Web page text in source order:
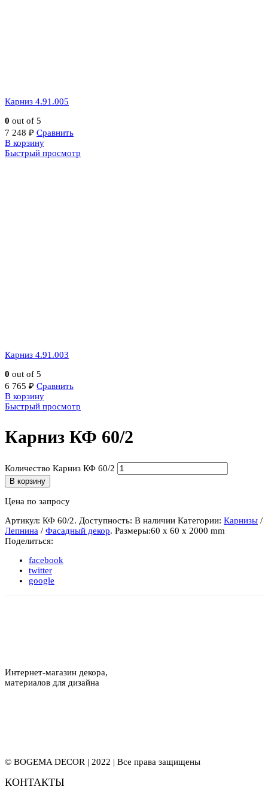
Карниз 4.91.005
0 out of 5
7 248 ₽ Сравнить
В корзину
Быстрый просмотр
Карниз 4.91.003
0 out of 5
6 765 ₽ Сравнить
В корзину
Быстрый просмотр
Карниз КФ 60/2
Количество Карниз КФ 60/2
В корзину
Цена по запросу
Артикул: КФ 60/2. Доступность: В наличии Категории: Карнизы /
Лепнина / Фасадный декор. Размеры:60 x 60 x 2000 mm
Поделиться:
facebook
twitter
google
Интернет-магазин декора,
материалов для дизайна
© BOGEMA DECOR | 2022 | Все права защищены
КОНТАКТЫ